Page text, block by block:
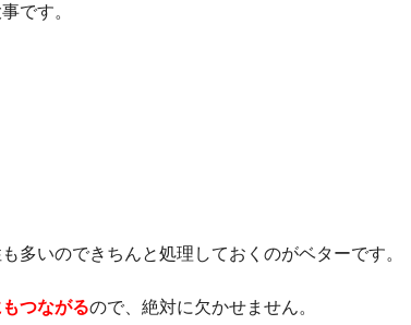
です。
多いのできちんと処理しておくのがベターです。
つながるので、絶対に欠かせません。